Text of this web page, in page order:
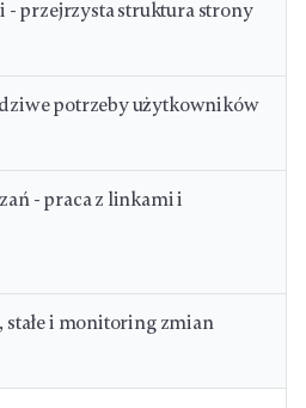
przejrzysta struktura strony
potrzeby użytkowników
- praca z linkami i
stałe i monitoring zmian